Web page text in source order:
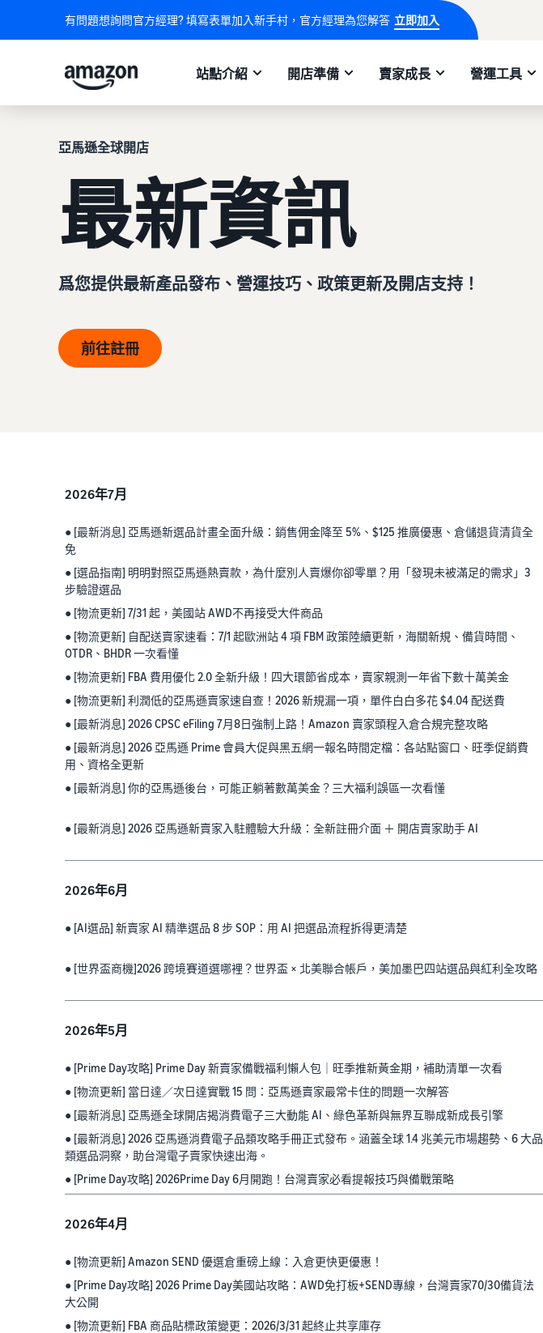
有問題想詢問官方經理? 填寫表單加入新手村，官方經理為您解答 立即加入
站點介紹 開店準備 賣家成長 營運工具
亞馬遜全球開店
最新資訊
爲您提供最新產品發布、營運技巧、政策更新及開店支持！
前往註冊
2026年7月
● [最新消息] 亞馬遜新選品計畫全面升級：銷售佣金降至 5%、$125 推廣優惠、倉儲退貨清貨全
免
● [選品指南] 明明對照亞馬遜熱賣款，為什麼別人賣爆你卻零單？用「發現未被滿足的需求」3
步驗證選品
● [物流更新] 7/31 起，美國站 AWD不再接受大件商品
● [物流更新] 自配送賣家速看：7/1 起歐洲站 4 項 FBM 政策陸續更新，海關新規、備貨時間、
OTDR、BHDR 一次看懂
● [物流更新] FBA 費用優化 2.0 全新升級！四大環節省成本，賣家親測一年省下數十萬美金
● [物流更新] 利潤低的亞馬遜賣家速自查！2026 新規漏一項，單件白白多花 $4.04 配送費
● [最新消息] 2026 CPSC eFiling 7月8日強制上路！Amazon 賣家頭程入倉合規完整攻略
● [最新消息] 2026 亞馬遜 Prime 會員大促與黑五網一報名時間定檔：各站點窗口、旺季促銷費
用、資格全更新
● [最新消息] 你的亞馬遜後台，可能正躺著數萬美金？三大福利誤區一次看懂
● [最新消息] 2026 亞馬遜新賣家入駐體驗大升級：全新註冊介面 ＋ 開店賣家助手 AI
2026年6月
● [AI選品] 新賣家 AI 精準選品 8 步 SOP：用 AI 把選品流程拆得更清楚
● [世界盃商機]2026 跨境賽道選哪裡？世界盃 × 北美聯合帳戶，美加墨巴四站選品與紅利全攻略
2026年5月
● [Prime Day攻略] Prime Day 新賣家備戰福利懶人包｜旺季推新黃金期，補助清單一次看
● [物流更新] 當日達／次日達實戰 15 問：亞馬遜賣家最常卡住的問題一次解答
● [最新消息] 亞馬遜全球開店揭消費電子三大動能 AI、綠色革新與無界互聯成新成長引擎
● [最新消息] 2026 亞馬遜消費電子品類攻略手冊正式發布。涵蓋全球 1.4 兆美元市場趨勢、6 大品
類選品洞察，助台灣電子賣家快速出海。
● [Prime Day攻略] 2026Prime Day 6月開跑！台灣賣家必看提報技巧與備戰策略
2026年4月
● [物流更新] Amazon SEND 優選倉重磅上線：入倉更快更優惠！
● [Prime Day攻略] 2026 Prime Day美國站攻略：AWD免打板+SEND專線，台灣賣家70/30備貨法
大公開
● [物流更新] FBA 商品貼標政策變更：2026/3/31 起終止共享庫存